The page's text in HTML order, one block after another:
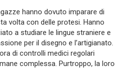
hanno dovuto imparare di
volta con delle protesi. Hanno
a studiare le lingue straniere e
per il disegno e l’artigianato.
di controlli medici regolari
complessa. Purtroppo, la loro